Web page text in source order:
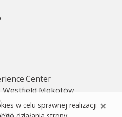
Center
Westfield Mokotów
×
w celu sprawnej realizacji